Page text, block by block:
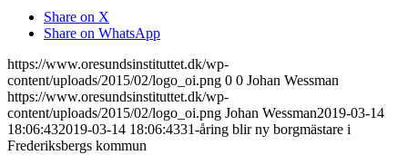
Share on X
Share on WhatsApp
https://www.oresundsinstituttet.dk/wp-
content/uploads/2015/02/logo_oi.png 0 0 Johan Wessman
https://www.oresundsinstituttet.dk/wp-
content/uploads/2015/02/logo_oi.png Johan Wessman2019-03-14
18:06:432019-03-14 18:06:4331-åring blir ny borgmästare i
Frederiksbergs kommun